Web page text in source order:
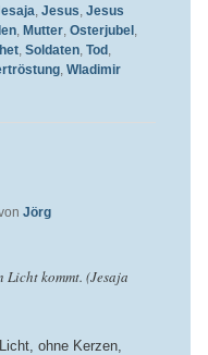
, Jesus, Jesus
, Mutter, Osterjubel ,
, Soldaten, Tod ,
, Wladimir
Jörg
kommt. (Jesaja
ohne Kerzen,